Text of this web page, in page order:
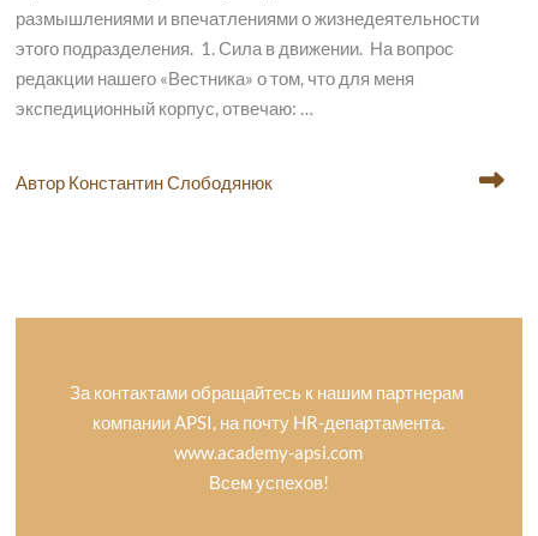
размышлениями и впечатлениями о жизнедеятельности
этого подразделения. 1. Сила в движении. На вопрос
редакции нашего «Вестника» о том, что для меня
экспедиционный корпус, отвечаю: …
Автор Константин Слободянюк
За контактами обращайтесь к нашим партнерам
компании APSI, на почту HR-департамента.
www.academy-apsi.com
Всем успехов!